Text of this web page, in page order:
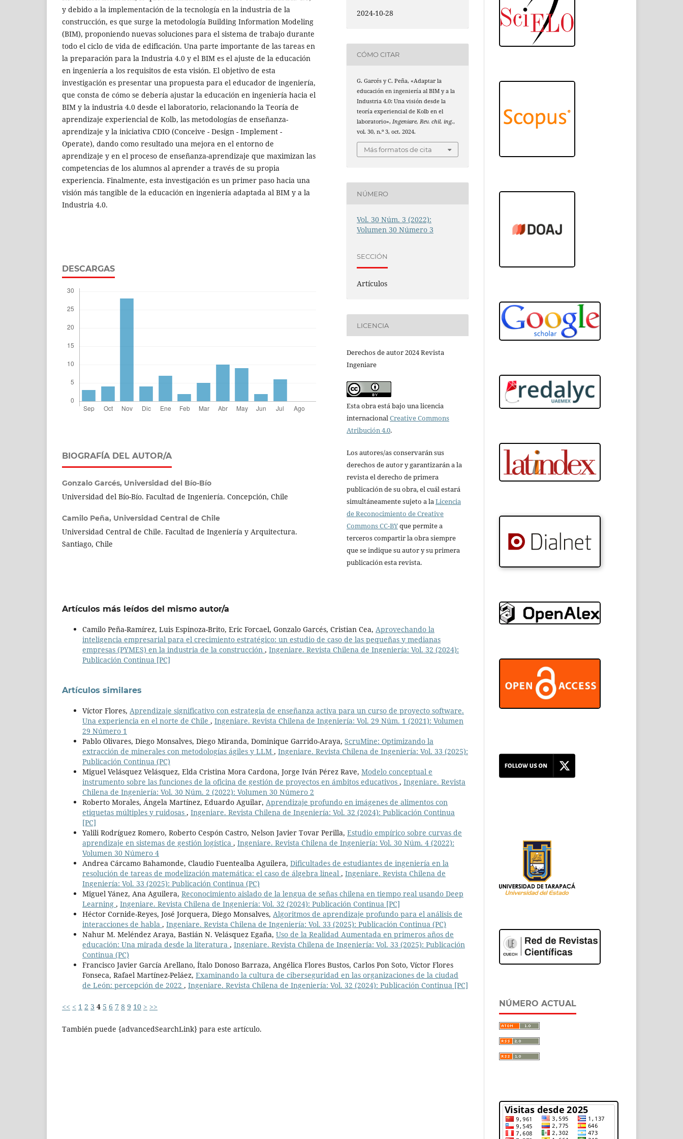
y debido a la implementación de la tecnología en la industria de la
construcción, es que surge la metodología Building Information Modeling
(BIM), proponiendo nuevas soluciones para el sistema de trabajo durante
todo el ciclo de vida de edificación. Una parte importante de las tareas en
la preparación para la Industria 4.0 y el BIM es el ajuste de la educación
en ingeniería a los requisitos de esta visión. El objetivo de esta
investigación es presentar una propuesta para el educador de ingeniería,
que consta de cómo se debería ajustar la educación en ingeniería hacia el
BIM y la industria 4.0 desde el laboratorio, relacionando la Teoría de
aprendizaje experiencial de Kolb, las metodologías de enseñanza-
aprendizaje y la iniciativa CDIO (Conceive - Design - Implement -
Operate), dando como resultado una mejora en el entorno de
aprendizaje y en el proceso de enseñanza-aprendizaje que maximizan las
competencias de los alumnos al aprender a través de su propia
experiencia. Finalmente, esta investigación es un primer paso hacia una
visión más tangible de la educación en ingeniería adaptada al BIM y a la
Industria 4.0.
DESCARGAS
BIOGRAFÍA DEL AUTOR/A
Gonzalo Garcés, Universidad del Bío-Bío
Universidad del Bío-Bío. Facultad de Ingeniería. Concepción, Chile
Camilo Peña, Universidad Central de Chile
Universidad Central de Chile. Facultad de Ingeniería y Arquitectura.
Santiago, Chile
2024-10-28
CÓMO CITAR
G. Garcés y C. Peña, «Adaptar la
educación en ingeniería al BIM y a la
Industria 4.0: Una visión desde la
teoría experiencial de Kolb en el
laboratorio»,Ingeniare, Rev. chil. ing.,
vol. 30, n.º 3, oct. 2024.
Más formatos de cita
NÚMERO
Vol. 30 Núm. 3 (2022):
Volumen 30 Número 3
SECCIÓN
Artículos
LICENCIA
Derechos de autor 2024 Revista
Ingeniare
Esta obra está bajo una licencia
internacional Creative Commons
Atribución 4.0.
Los autores/as conservarán sus
derechos de autor y garantizarán a la
revista el derecho de primera
publicación de su obra, el cuál estará
simultáneamente sujeto a la Licencia
de Reconocimiento de Creative
Commons CC-BYque permite a
terceros compartir la obra siempre
que se indique su autor y su primera
publicación esta revista.
Artículos más leídos del mismo autor/a
Camilo Peña-Ramírez, Luis Espinoza-Brito, Eric Forcael, Gonzalo Garcés, Cristian Cea, Aprovechando la
inteligencia empresarial para el crecimiento estratégico: un estudio de caso de las pequeñas y medianas
empresas (PYMES) en la industria de la construcción , Ingeniare. Revista Chilena de Ingeniería: Vol. 32 (2024):
Publicación Continua [PC]
Artículos similares
Víctor Flores, Aprendizaje significativo con estrategia de enseñanza activa para un curso de proyecto software.
Una experiencia en el norte de Chile , Ingeniare. Revista Chilena de Ingeniería: Vol. 29 Núm. 1 (2021): Volumen
29 Número 1
Pablo Olivares, Diego Monsalves, Diego Miranda, Dominique Garrido-Araya, ScruMine: Optimizando la
extracción de minerales con metodologías ágiles y LLM , Ingeniare. Revista Chilena de Ingeniería: Vol. 33 (2025):
Publicación Continua (PC)
Miguel Velásquez Velásquez, Elda Cristina Mora Cardona, Jorge Iván Pérez Rave, Modelo conceptual e
instrumento sobre las funciones de la oficina de gestión de proyectos en ámbitos educativos , Ingeniare. Revista
Chilena de Ingeniería: Vol. 30 Núm. 2 (2022): Volumen 30 Número 2
Roberto Morales, Ángela Martínez, Eduardo Aguilar, Aprendizaje profundo en imágenes de alimentos con
etiquetas múltiples y ruidosas , Ingeniare. Revista Chilena de Ingeniería: Vol. 32 (2024): Publicación Continua
[PC]
Yalili Rodríguez Romero, Roberto Cespón Castro, Nelson Javier Tovar Perilla, Estudio empírico sobre curvas de
aprendizaje en sistemas de gestión logística , Ingeniare. Revista Chilena de Ingeniería: Vol. 30 Núm. 4 (2022):
Volumen 30 Número 4
Andrea Cárcamo Bahamonde, Claudio Fuentealba Aguilera, Dificultades de estudiantes de ingeniería en la
resolución de tareas de modelización matemática: el caso de álgebra lineal , Ingeniare. Revista Chilena de
Ingeniería: Vol. 33 (2025): Publicación Continua (PC)
Miguel Yánez, Ana Aguilera, Reconocimiento aislado de la lengua de señas chilena en tiempo real usando Deep
Learning , Ingeniare. Revista Chilena de Ingeniería: Vol. 32 (2024): Publicación Continua [PC]
Héctor Cornide-Reyes, José Jorquera, Diego Monsalves, Algoritmos de aprendizaje profundo para el análisis de
interacciones de habla , Ingeniare. Revista Chilena de Ingeniería: Vol. 33 (2025): Publicación Continua (PC)
Nahur M. Meléndez Araya, Bastián N. Velásquez Egaña, Uso de la Realidad Aumentada en primeros años de
educación: Una mirada desde la literatura , Ingeniare. Revista Chilena de Ingeniería: Vol. 33 (2025): Publicación
Continua (PC)
Francisco Javier García Arellano, Ítalo Donoso Barraza, Angélica Flores Bustos, Carlos Pon Soto, Víctor Flores
Fonseca, Rafael Martínez-Peláez, Examinando la cultura de ciberseguridad en las organizaciones de la ciudad
de León: percepción de 2022 , Ingeniare. Revista Chilena de Ingeniería: Vol. 32 (2024): Publicación Continua [PC]
<< < 1 2 3 4 5 6 7 8 9 10 > >>
También puede {advancedSearchLink} para este artículo.
NÚMERO ACTUAL